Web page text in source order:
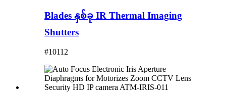
Blades နှစ်ခု IR Thermal Imaging
Shutters
#10112